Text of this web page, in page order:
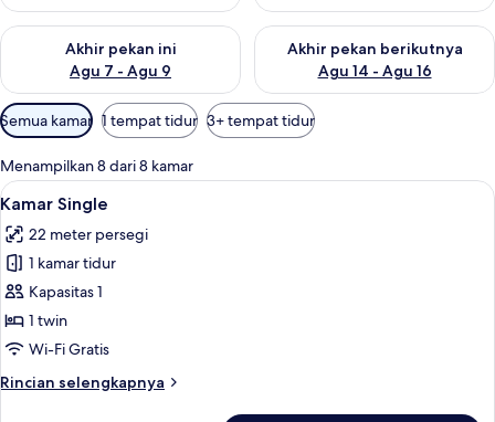
Akhir pekan ini
Agu 7 - Agu 9
Periksa ketersediaan untuk akhir pekan ini Agu 7 - Agu 9
Akhir pekan berikutnya
Agu 14 - Agu 16
Periksa ketersediaan untuk
Filter
tersedia
untuk
kamar
Semua kamar 1 tempat tidur 3+ tempat tidur
Menampilkan 8 dari 8 kamar
Lihat
semua
foto
untuk
Kamar
Single
Kamar Single | Meja kerja, Wi-Fi
3
Kamar Single
22 meter persegi
1 kamar tidur
Kapasitas 1
1 twin
Wi-Fi Gratis
Rincian selengkapnya
Rincian